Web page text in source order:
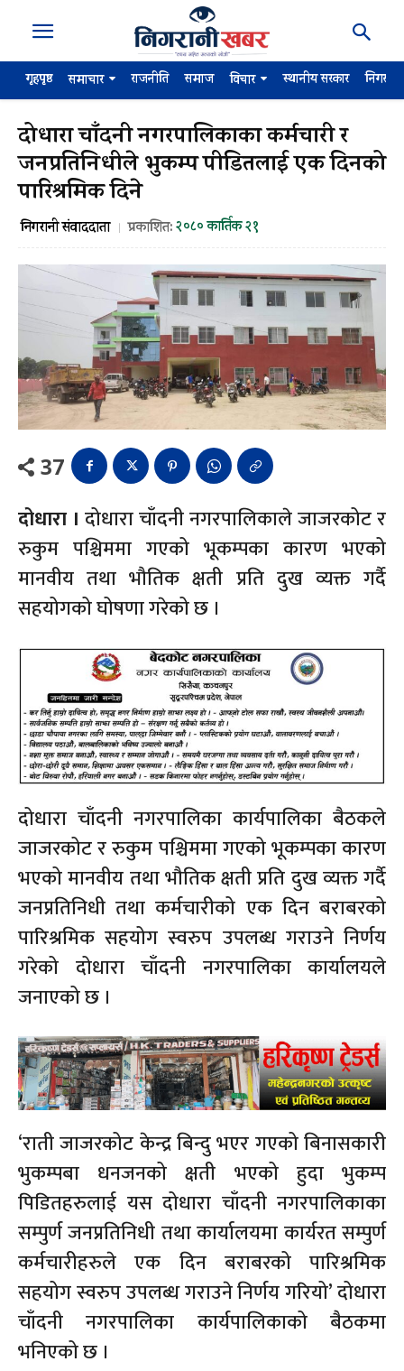
गृहपृष्ठ समाचार राजनीति समाज विचार स्थानीय सरकार
दोधारा चाँदनी नगरपालिकाका कर्मचारी र
जनप्रतिनिधीले भुकम्प पीडितलाई एक दिनको
पारिश्रमिक दिने
निगरानी संवाददाता प्रकाशित:२०८० कार्तिक २१
37
दोधारा । दोधारा चाँदनी नगरपालिकाले जाजरकोट र
रुकुम पश्चिममा गएको भूकम्पका कारण भएको
मानवीय तथा भौतिक क्षती प्रति दुख व्यक्त गर्दै
सहयोगको घोषणा गरेको छ ।
दोधारा चाँदनी नगरपालिका कार्यपालिका बैठकले
जाजरकोट र रुकुम पश्चिममा गएको भूकम्पका कारण
भएको मानवीय तथा भौतिक क्षती प्रति दुख व्यक्त गर्दै
जनप्रतिनिधी तथा कर्मचारीको एक दिन बराबरको
पारिश्रमिक सहयोग स्वरुप उपलब्ध गराउने निर्णय
गरेको दोधारा चाँदनी नगरपालिका कार्यालयले
जनाएको छ ।
‘राती जाजरकोट केन्द्र बिन्दु भएर गएको बिनासकारी
भुकम्पबा धनजनको क्षती भएको हुदा भुकम्प
पिडितहरुलाई यस दोधारा चाँदनी नगरपालिकाका
सम्पुर्ण जनप्रतिनिधी तथा कार्यालयमा कार्यरत सम्पुर्ण
कर्मचारीहरुले एक दिन बराबरको पारिश्रमिक
सहयोग स्वरुप उपलब्ध गराउने निर्णय गरियो’ दोधारा
चाँदनी नगरपालिका कार्यपालिकाको बैठकमा
भनिएको छ ।